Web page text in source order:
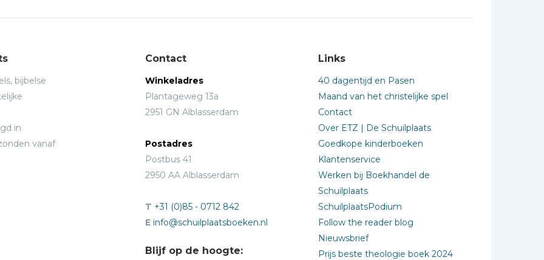
bijbelse
in
vanaf
Contact
Winkeladres
Plantageweg 13a
2951 GN Alblasserdam
Postadres
Postbus 41
2950 AA Alblasserdam
T +31 (0)85 - 0712 842
E info@schuilplaatsboeken.nl
Blijf op de hoogte:
Links
40 dagentijd en Pasen
Maand van het christelijke spel
Contact
Over ETZ | De Schuilplaats
Goedkope kinderboeken
Klantenservice
Werken bij Boekhandel de
Schuilplaats
SchuilplaatsPodium
Follow the reader blog
Nieuwsbrief
Prijs beste theologie boek 2024